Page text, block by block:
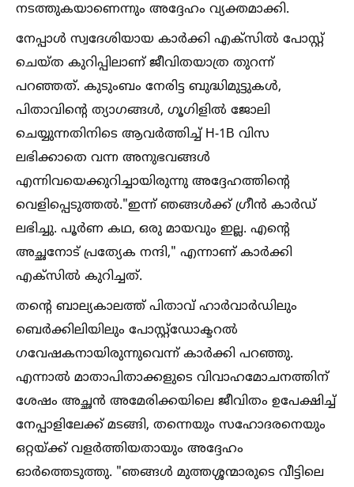
നടത്തുകയാണെന്നും അദ്ദേഹം വ്യക്തമാക്കി.
നേപ്പാള്‍ സ്വദേശിയായ കാർക്കി എക്സില്‍ പോസ്റ്റ്
ചെയ്ത കുറിപ്പിലാണ് ജീവിതയാത്ര തുറന്ന്
പറഞ്ഞത്. കുടുംബം നേരിട്ട ബുദ്ധിമുട്ടുകള്‍,
പിതാവിന്റെ ത്യാഗങ്ങള്‍, ഗൂഗിളില്‍ ജോലി
ചെയ്യുന്നതിനിടെ ആവർത്തിച്ച്‌ H-1B വിസ
ലഭിക്കാതെ വന്ന അനുഭവങ്ങള്‍
എന്നിവയെക്കുറിച്ചായിരുന്നു അദ്ദേഹത്തിന്റെ
വെളിപ്പെടുത്തല്‍."ഇന്ന് ഞങ്ങള്‍ക്ക് ഗ്രീൻ കാർഡ്
ലഭിച്ചു. പൂർണ കഥ, ഒരു മായവും ഇല്ല. എന്റെ
അച്ഛനോട് പ്രത്യേക നന്ദി," എന്നാണ് കാർക്കി
എക്സില്‍ കുറിച്ചത്.
തന്റെ ബാല്യകാലത്ത് പിതാവ് ഹാർവാർഡിലും
ബെർക്കിലിയിലും പോസ്റ്റ്‌ഡോക്ടറല്‍
ഗവേഷകനായിരുന്നുവെന്ന് കാർക്കി പറഞ്ഞു.
എന്നാല്‍ മാതാപിതാക്കളുടെ വിവാഹമോചനത്തിന്
ശേഷം അച്ഛൻ അമേരിക്കയിലെ ജീവിതം ഉപേക്ഷിച്ച്‌
നേപ്പാളിലേക്ക് മടങ്ങി, തന്നെയും സഹോദരനെയും
ഒറ്റയ്ക്ക് വളർത്തിയതായും അദ്ദേഹം
ഓർത്തെടുത്തു. "ഞങ്ങള്‍ മുത്തശ്ശന്മാരുടെ വീട്ടിലെ